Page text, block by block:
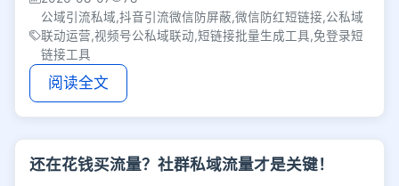
公域引流私域,抖音引流微信防屏蔽,微信防红短链接,公私域
联动运营,视频号公私域联动,短链接批量生成工具,免登录短
链接工具
阅读全文
还在花钱买流量？社群私域流量才是关键！